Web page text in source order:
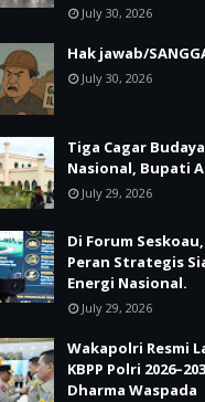
July 30, 2026
Hak jawab/
July 30, 2026
Tiga Cagar
Nasional, Bupati
July 29, 2026
Di Forum
Peran Strategis
Energi Nasional.
July 29, 2026
Wakapolri Resmi
KBPP Polri
Dharma Waspada